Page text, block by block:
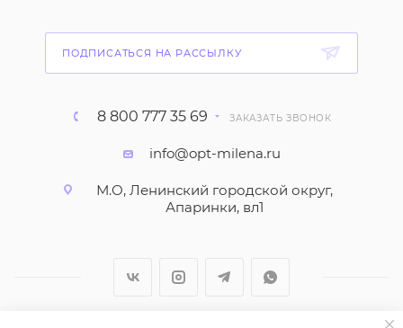
ПОДПИСАТЬСЯ НА РАССЫЛКУ
8 800 777 35 69 ЗАКАЗАТЬ ЗВОНОК
info@opt-milena.ru
М.О, Ленинский городской округ,
Апаринки, вл1